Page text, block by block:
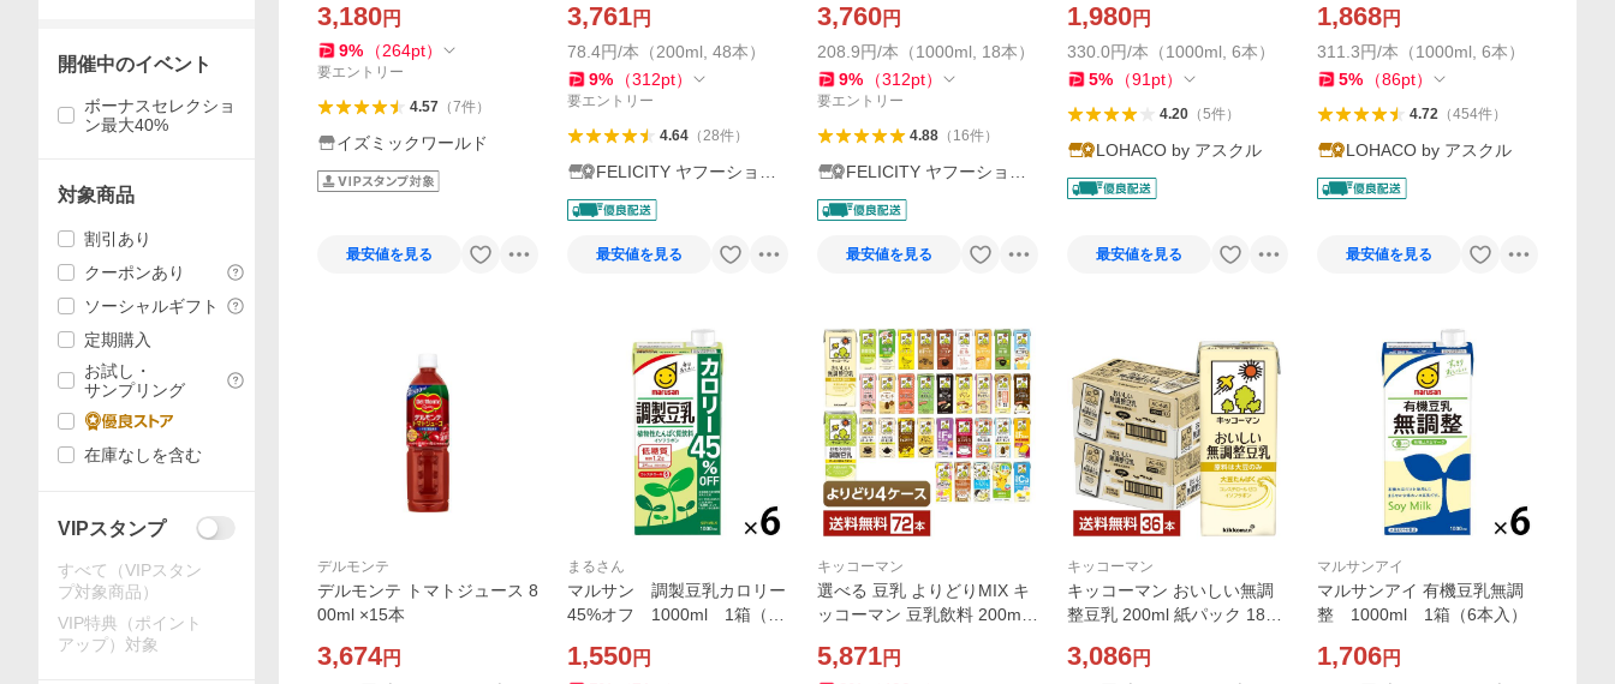
3,180円
9% （264pt）
要エントリー
4.57（7件）
イズミックワールド
最安値を見る
料
3,761円
78.4円/本（200ml, 48本）
9% （312pt）
要エントリー
4.64（28件）
FELICITY ヤフーショッ
プ
最安値を見る
料
3,760円
208.9円/本（1000ml, 18本）
9% （312pt）
要エントリー
4.88（ 16件）
FELICITY ヤフーショッ
プ
最安値を見る
1,980円
330.0円/本（1000ml, 6本）
5% （91 pt）
4.20（5件）
LOHACO by アスクル
最安値を見る
1,868円
311.3円/本（1000ml, 6本）
5% （86pt）
4.72（454件）
LOHACO by アスクル
最安値を見る
デルモンテ
デルモンテ トマトジュース 8
00ml ×15本
3,674円
まるさん
マルサン 調製豆乳カロリー
45%オフ 1000ml 1箱（6
1,550円
キッコーマン
選べる 豆乳 よりどりMIX キ
ッコーマン 豆乳飲料 200ml
よりどり4ケース 送料無料
5,871円
キッコーマン
キッコーマン おいしい無調
整豆乳 200ml 紙パック 18本
3,086円
マルサンアイ
マルサンアイ 有機豆乳無調
整 1000ml 1箱（6本入）
1,706円
開催中のイベント
ボーナスセレクショ
ン最大40%
対象商品
割引あり
クーポンあり
ソーシャルギフト
定期購入
お試し・
サンプリング
在庫なしを含む
VIPスタンプ
すべて（VIPスタン
プ対象商品）
VIP特典（ポイント
アップ）対象